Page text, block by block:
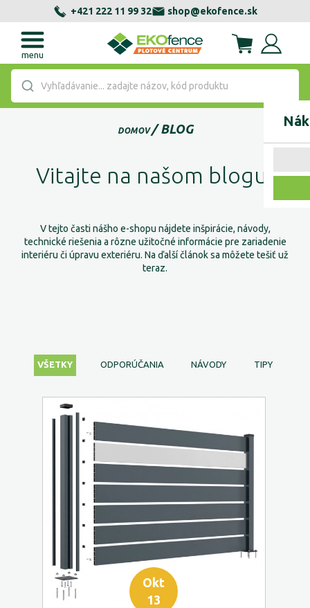
+421 222 11 99 32 shop@ekofence.sk
menu
Vyhľadávanie... zadajte názov, kód produktu
DOMOV BLOG
Vitajte na našom blogu!
V tejto časti nášho e-shopu nájdete inšpirácie, návody,
technické riešenia a rôzne užitočné informácie pre zariadenie
interiéru či úpravu exteriéru. Na ďalší článok sa môžete tešiť už
teraz.
VŠETKY ODPORÚČANIA NÁVODY TIPY
Okt
13